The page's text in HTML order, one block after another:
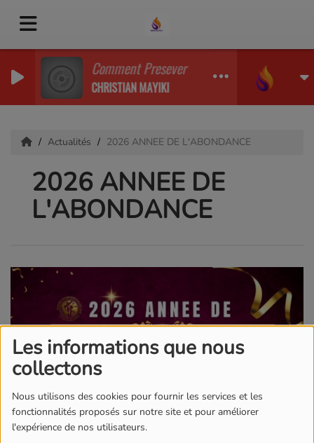
Les informations que nous
collectons
Nous utilisons des cookies pour fournir les services et les
fonctionnalités proposés sur notre site et pour améliorer
l'expérience de nos utilisateurs.
Comment Presever son mariage 1ere Predi
CHRISTIAN MAYIKI
Actualités 2026 ANNEE DE L'ABONDANCE
2026 ANNEE DE
L'ABONDANCE